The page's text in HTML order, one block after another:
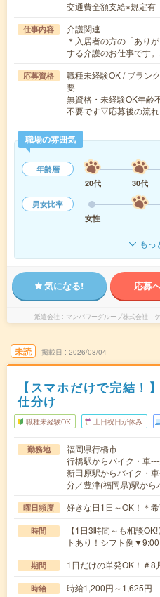
交通費全額支給※規定有
仕事内容
介護関連
＊入居者の方の「あり
する介護のお仕事です
応募資格
職種未経験OK / ブラン
要
無資格・未経験OK年
不要です▽応募後の流
職場の雰囲気
年齢層
20代
30代
男女比率
女性
もっ
気になる! 応募
派遣会社 マンパワーグループ株式会社
未読 掲載日 2026/08/04
【スマホだけで完結！
仕分け
職種未経験OK 土日祝日が休み
勤務地
福岡県行橋市
行橋駅からバイク・車
新田原駅からバイク・
分／豊津(福岡県)駅から
曜日頻度 好きな日1日～OK！＊
時間
【1日3時間～も相談
トあり！シフト例
期間 1日だけの単発OK！＃
時給 時給1,200円～1,625円